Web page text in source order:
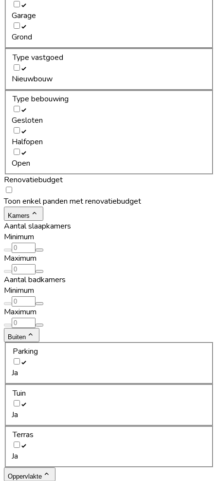
Garage
Grond
Type vastgoed
Nieuwbouw
Type bebouwing
Gesloten
Halfopen
Open
Renovatiebudget
Toon enkel panden met renovatiebudget
Kamers
Aantal slaapkamers
Minimum
Maximum
Aantal badkamers
Minimum
Maximum
Buiten
Parking
Ja
Tuin
Ja
Terras
Ja
Oppervlakte